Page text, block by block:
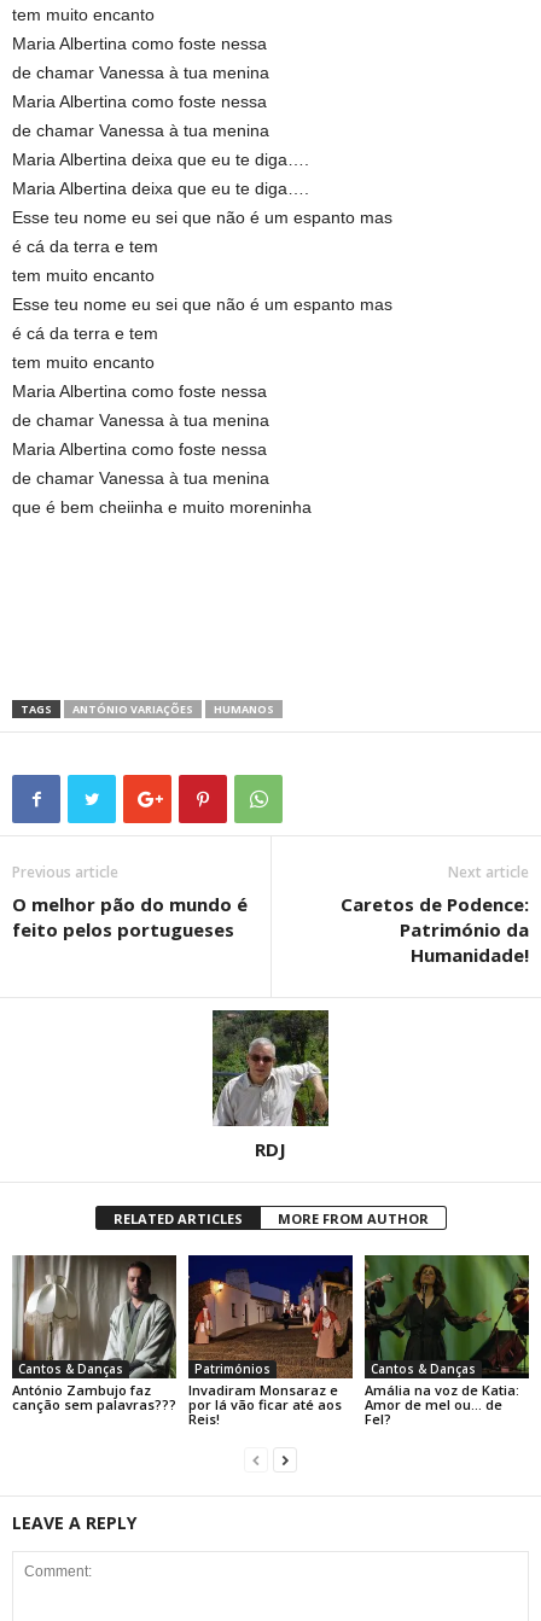
tem muito encanto
Maria Albertina como foste nessa
de chamar Vanessa à tua menina
Maria Albertina como foste nessa
de chamar Vanessa à tua menina
Maria Albertina deixa que eu te diga….
Maria Albertina deixa que eu te diga….
Esse teu nome eu sei que não é um espanto mas
é cá da terra e tem
tem muito encanto
Esse teu nome eu sei que não é um espanto mas
é cá da terra e tem
tem muito encanto
Maria Albertina como foste nessa
de chamar Vanessa à tua menina
Maria Albertina como foste nessa
de chamar Vanessa à tua menina
que é bem cheiinha e muito moreninha
TAGS ANTÓNIO VARIAÇÕES HUMANOS
Previous article
O melhor pão do mundo é
feito pelos portugueses
Next article
Caretos de Podence:
Património da
Humanidade!
RDJ
RELATED ARTICLES MORE FROM AUTHOR
Cantos & Danças
António Zambujo faz
canção sem palavras???
Patrimónios
Invadiram Monsaraz e
por lá vão ficar até aos
Reis!
Cantos & Danças
Amália na voz de Katia:
Amor de mel ou… de
Fel?
LEAVE A REPLY